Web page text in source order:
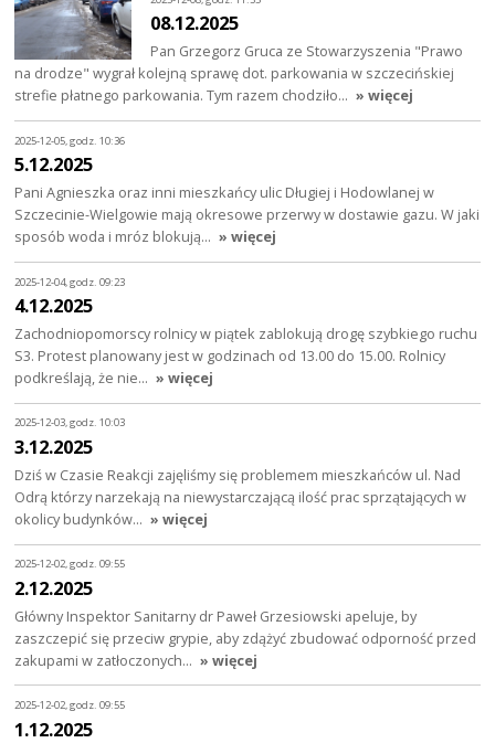
08.12.2025
Pan Grzegorz Gruca ze Stowarzyszenia "Prawo
na drodze" wygrał kolejną sprawę dot. parkowania w szczecińskiej
strefie płatnego parkowania. Tym razem chodziło… » więcej
2025-12-05, godz. 10:36
5.12.2025
Pani Agnieszka oraz inni mieszkańcy ulic Długiej i Hodowlanej w
Szczecinie-Wielgowie mają okresowe przerwy w dostawie gazu. W jaki
sposób woda i mróz blokują… » więcej
2025-12-04, godz. 09:23
4.12.2025
Zachodniopomorscy rolnicy w piątek zablokują drogę szybkiego ruchu
S3. Protest planowany jest w godzinach od 13.00 do 15.00. Rolnicy
podkreślają, że nie… » więcej
2025-12-03, godz. 10:03
3.12.2025
Dziś w Czasie Reakcji zajęliśmy się problemem mieszkańców ul. Nad
Odrą którzy narzekają na niewystarczającą ilość prac sprzątających w
okolicy budynków… » więcej
2025-12-02, godz. 09:55
2.12.2025
Główny Inspektor Sanitarny dr Paweł Grzesiowski apeluje, by
zaszczepić się przeciw grypie, aby zdążyć zbudować odporność przed
zakupami w zatłoczonych… » więcej
2025-12-02, godz. 09:55
1.12.2025